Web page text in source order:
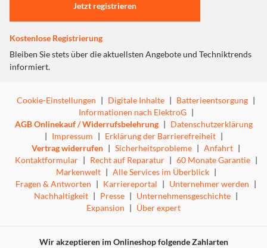
Jetzt registrieren
Kostenlose Registrierung
Bleiben Sie stets über die aktuellsten Angebote und Techniktrends
informiert.
Cookie-Einstellungen | Digitale Inhalte | Batterieentsorgung |
Informationen nach ElektroG |
AGB Onlinekauf / Widerrufsbelehrung | Datenschutzerklärung
| Impressum | Erklärung der Barrierefreiheit |
Vertrag widerrufen | Sicherheitsprobleme | Anfahrt |
Kontaktformular | Recht auf Reparatur | 60 Monate Garantie |
Markenwelt | Alle Services im Überblick |
Fragen & Antworten | Karriereportal | Unternehmer werden |
Nachhaltigkeit | Presse | Unternehmensgeschichte |
Expansion | Über expert
Wir akzeptieren im Onlineshop folgende Zahlarten